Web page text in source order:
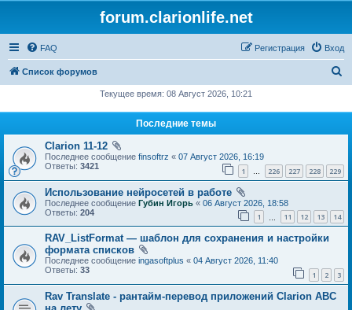
forum.clarionlife.net
FAQ Вход
Регистрация
Список форумов
Текущее время: 08 Август 2026, 10:21
Последние темы
Clarion 11-12
Последнее сообщение finsoftrz « 07 Август 2026, 16:19
Ответы: 3421 1 … 226 227 228 229
Использование нейросетей в работе
Последнее сообщение Губин Игорь « 06 Август 2026, 18:58
Ответы: 204 1 11 12 13 14
RAV_ListFormat — шаблон для сохранения и настройки
формата списков
Последнее сообщение ingasoftplus « 04 Август 2026, 11:40
Ответы: 33 1 2 3
Rav Translate - рантайм-перевод приложений Clarion ABC